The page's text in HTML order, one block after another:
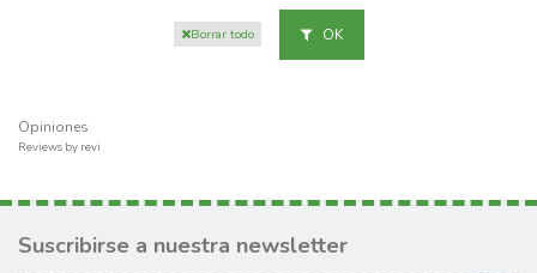
Borrar todo OK
Opiniones
Reviews by revi
Suscribirse a nuestra newsletter